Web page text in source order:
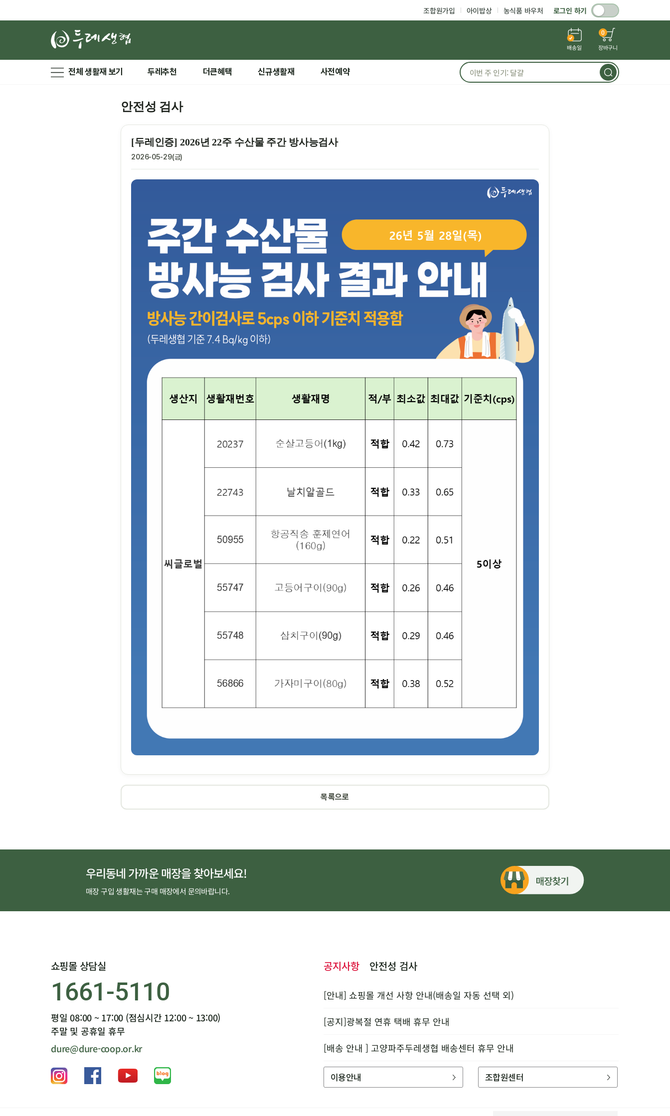
조합원가입 아이밥상 농식품 바우처 로그인 하기
배송일
0
장바구니
전체 생활재 보기 두레추천 더큰혜택 신규생활재 사전예약
안전성 검사
[두레인증] 2026년 22주 수산물 주간 방사능검사
2026-05-29(금)
목록으로
우리동네 가까운 매장을 찾아보세요!
매장 구입 생활재는 구매 매장에서 문의바랍니다.
쇼핑몰 상담실
1661-5110
평일 08:00 ~ 17:00 (점심시간 12:00 ~ 13:00)
주말 및 공휴일 휴무
dure@dure-coop.or.kr
공지사항 안전성 검사
[안내] 쇼핑몰 개선 사항 안내(배송일 자동 선택 외)
[공지]광복절 연휴 택배 휴무 안내
[배송 안내 ] 고양파주두레생협 배송센터 휴무 안내
이용안내 조합원센터